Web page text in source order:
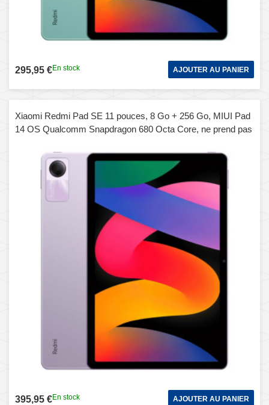
295,95 €En stock AJOUTER AU PANIER
Xiaomi Redmi Pad SE 11 pouces, 8 Go + 256 Go, MIUI Pad
14 OS Qualcomm Snapdragon 680 Octa Core, ne prend pas
395,95 €En stock AJOUTER AU PANIER